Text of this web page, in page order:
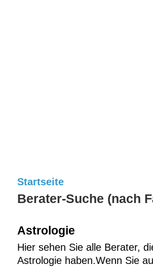
Startseite
Berater-Suche (nach
Astrologie
Hier sehen Sie alle Berater,
Astrologie haben.Wenn Sie